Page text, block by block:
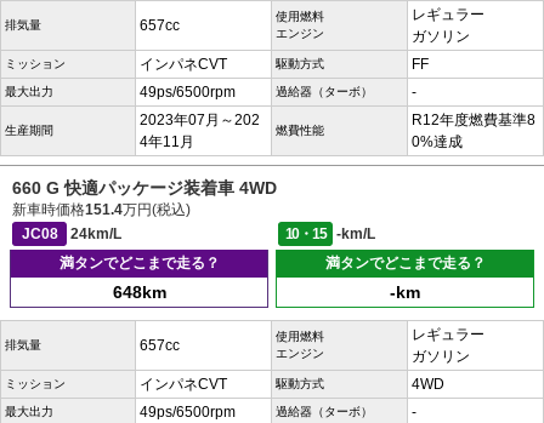
排気量 657cc
使用燃料
エンジン
レギュラー
ガソリン
ミッション インパネCVT 駆動方式 FF
最大出力 49ps/6500rpm 過給器（ターボ） -
生産期間
2023年07月～202
4年11月
燃費性能
R12年度燃費基準8
0%達成
660 G 快適パッケージ装着車 4WD
新車時価格151.4万円(税込)
JC08
24km/L 10・15
-km/L
満タンでどこまで走る？
648km
満タンでどこまで走る？
-km
排気量 657cc
使用燃料
エンジン
レギュラー
ガソリン
ミッション インパネCVT 駆動方式 4WD
最大出力 49ps/6500rpm 過給器（ターボ） -